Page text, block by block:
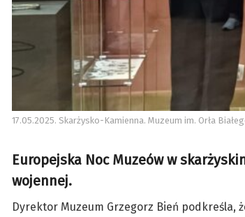
17.05.2025. Skarżysko-Kamienna. Muzeum im. Orła
Europejska Noc Muzeów w
wojennej.
Dyrektor Muzeum Grzegorz Bień podkreśla,